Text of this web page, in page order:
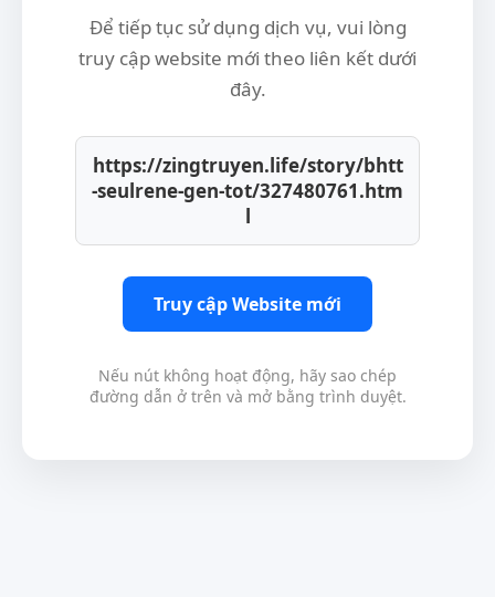
Để tiếp tục sử dụng dịch vụ, vui lòng
truy cập website mới theo liên kết dưới
đây.
https://zingtruyen.life/story/bhtt
-seulrene-gen-tot/327480761.htm
l
Truy cập Website mới
Nếu nút không hoạt động, hãy sao chép
đường dẫn ở trên và mở bằng trình duyệt.